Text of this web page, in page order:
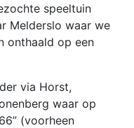
speeltuin
Melderslo waar we
onthaald op een
via Horst,
waar op
(voorheen